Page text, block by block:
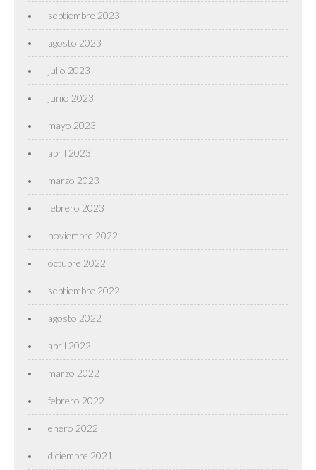
septiembre 2023
agosto 2023
julio 2023
junio 2023
mayo 2023
abril 2023
marzo 2023
febrero 2023
noviembre 2022
octubre 2022
septiembre 2022
agosto 2022
abril 2022
marzo 2022
febrero 2022
enero 2022
diciembre 2021